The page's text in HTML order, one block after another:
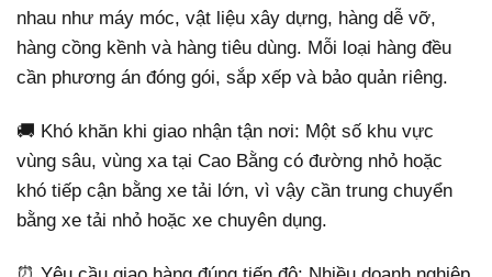
nhau như máy móc, vật liệu xây dựng, hàng dễ vỡ,
hàng cồng kềnh và hàng tiêu dùng. Mỗi loại hàng đều
cần phương án đóng gói, sắp xếp và bảo quản riêng.
🚚 Khó khăn khi giao nhận tận nơi: Một số khu vực
vùng sâu, vùng xa tại Cao Bằng có đường nhỏ hoặc
khó tiếp cận bằng xe tải lớn, vì vậy cần trung chuyển
bằng xe tải nhỏ hoặc xe chuyên dụng.